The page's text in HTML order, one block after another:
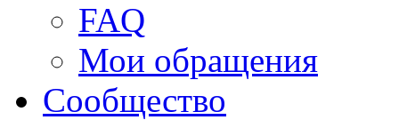
FAQ
Мои обращения
Сообщество